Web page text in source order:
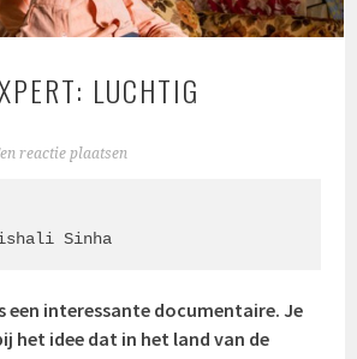
LUCHTIG
reactie plaatsen
Sinha
een interessante documentaire. Je
het idee dat in het land van de